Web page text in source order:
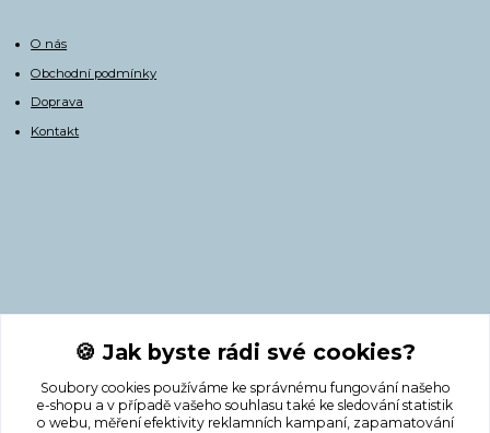
O nás
Obchodní podmínky
Doprava
Kontakt
Kontakty
+420 775 308 750
🍪 Jak byste rádi své cookies?
Soubory cookies používáme ke správnému fungování našeho
e-shopu a v případě vašeho souhlasu také ke sledování statistik
o webu, měření efektivity reklamních kampaní, zapamatování